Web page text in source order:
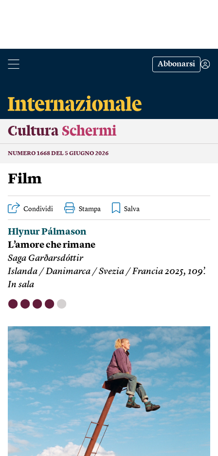
Abbonarsi
Cultura Schermi
NUMERO 1668 DEL 5 GIUGNO 2026
Film
Condividi Stampa
Hlynur Pálmason
L’amore che rimane
Saga Garðarsdóttir
Islanda / Danimarca / Svezia / Francia 2025, 109’.
In sala
⬤ ⬤ ⬤ ⬤ ⬤